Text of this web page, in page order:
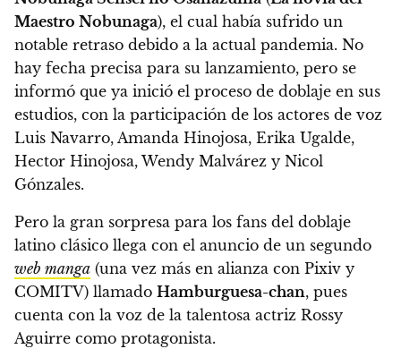
Maestro Nobunaga), el cual había sufrido un
notable retraso debido a la actual pandemia. No
hay fecha precisa para su lanzamiento, pero se
informó que ya inició el proceso de doblaje en sus
estudios, con la participación de los actores de voz
Luis Navarro, Amanda Hinojosa, Erika Ugalde,
Hector Hinojosa, Wendy Malvárez y Nicol
Gónzales.
Pero la gran sorpresa para los fans del doblaje
latino clásico llega con el anuncio de un segundo
web manga (una vez más en alianza con Pixiv y
COMITV) llamado Hamburguesa-chan, pues
cuenta con la voz de la talentosa actriz Rossy
Aguirre como protagonista.